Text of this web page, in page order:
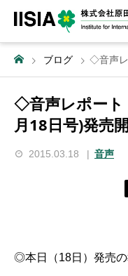
ブログ ◇音声レポ
◇音声レポート
月18日号)発売
2015.03.18 音声
◎本日（18日）発売の